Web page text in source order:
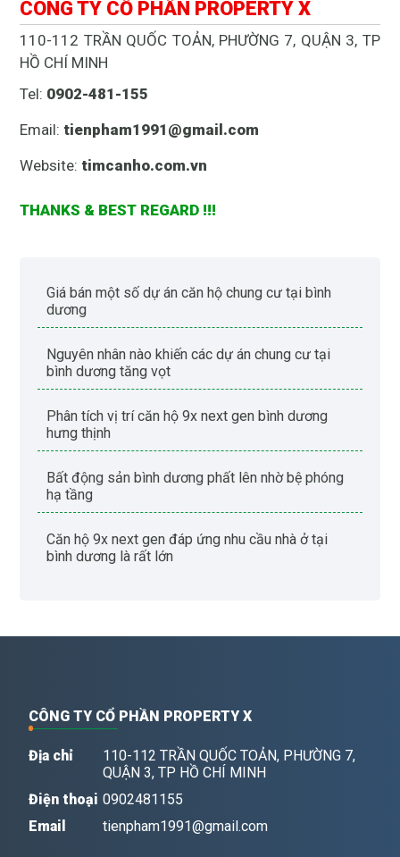
CÔNG TY CỔ PHẦN PROPERTY X
110-112 TRẦN QUỐC TOẢN, PHƯỜNG 7, QUẬN 3, TP
HỒ CHÍ MINH
Tel: 0902-481-155
Email:tienpham1991@gmail.com
Website:timcanho.com.vn
THANKS & BEST REGARD !!!
giá bán một số dự án căn hộ chung cư tại bình
dương
nguyên nhân nào khiến các dự án chung cư tại
bình dương tăng vọt
phân tích vị trí căn hộ 9x next gen bình dương
hưng thịnh
bất động sản bình dương phất lên nhờ bệ phóng
hạ tầng
căn hộ 9x next gen đáp ứng nhu cầu nhà ở tại
bình dương là rất lớn
CÔNG TY CỔ PHẦN PROPERTY X
Địa chỉ
110-112 TRẦN QUỐC TOẢN, PHƯỜNG 7,
QUẬN 3, TP HỒ CHÍ MINH
Điện thoại 0902481155
Email
tienpham1991@gmail.com